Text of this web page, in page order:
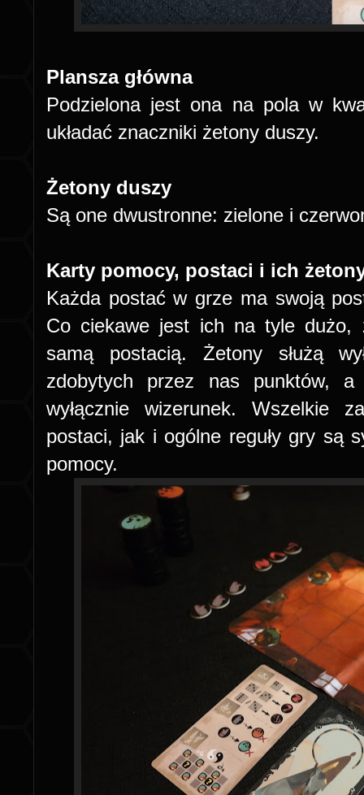
Plansza główna
Podzielona jest ona na pola w
układać znaczniki żetony duszy.
Żetony duszy
Są one dwustronne: zielone i
Karty pomocy, postaci i ich
Każda postać w grze ma swoją
Co ciekawe jest ich na tyle
samą postacią. Żetony służą
zdobytych przez nas punktów,
wyłącznie wizerunek. Wszelkie
postaci, jak i ogólne reguły gry są
pomocy.